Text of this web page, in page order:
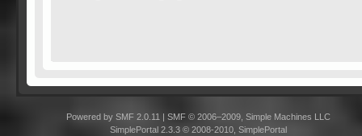
Powered by SMF 2.0.11
SMF © 2006–2009, Simple Machines LLC
SimplePortal 2.3.3 © 2008-2010, SimplePortal